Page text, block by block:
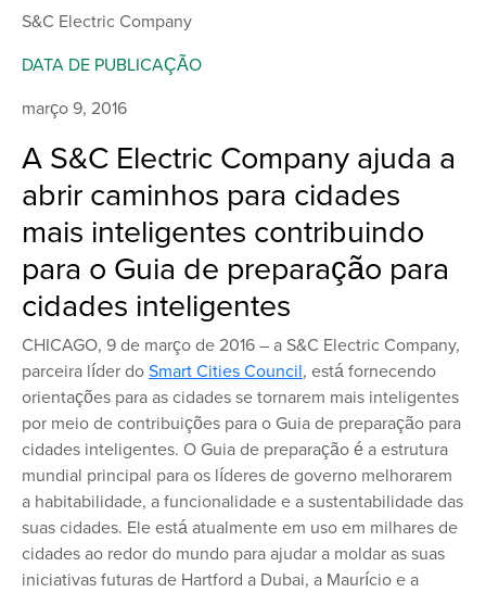
A S&C Electric Company ajuda a
abrir caminhos para cidades
mais inteligentes contribuindo
para o Guia de preparação para
cidades inteligentes
CHICAGO, 9 de março de 2016 – a S&C Electric Company,
parceira líder doSmart Cities Council, está fornecendo
orientações para as cidades se tornarem mais inteligentes
por meio de contribuições para o Guia de preparação para
cidades inteligentes. O Guia de preparação é a estrutura
mundial principal para os líderes de governo melhorarem
a habitabilidade, a funcionalidade e a sustentabilidade das
suas cidades. Ele está atualmente em uso em milhares de
cidades ao redor do mundo para ajudar a moldar as suas
iniciativas futuras de Hartford a Dubai, a Maurício e a
S&C Electric Company
DATA DE PUBLICAÇÃO
março 9, 2016